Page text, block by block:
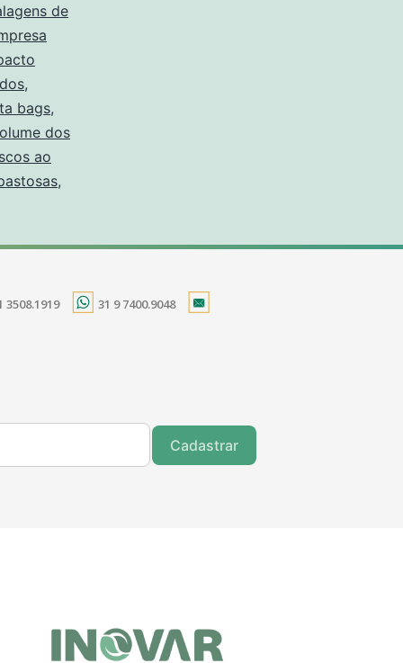
de
,
bags,
dos
ao
,
3508.1919 31 9 7400.9048
Cadastrar